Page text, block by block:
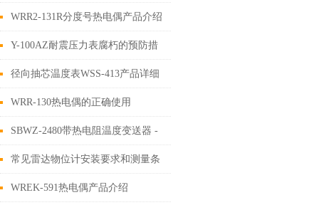
品介绍
WRR2-131R分度号热电偶产品介绍
Y-100AZ耐震压力表腐朽的预防措
施
径向抽芯温度表WSS-413产品详细
介绍
WRR-130热电偶的正确使用
SBWZ-2480带热电阻温度变送器 -
上海自动化仪表三厂
常见雷达物位计安装要求和测量条
件
WREK-591热电偶产品介绍